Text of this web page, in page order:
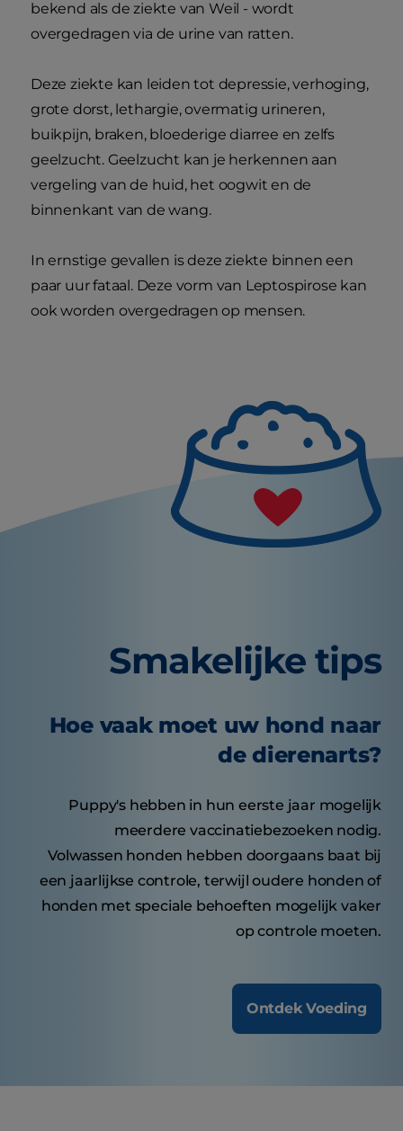
bekend als de ziekte van Weil - wordt
overgedragen via de urine van ratten.
Deze ziekte kan leiden tot depressie, verhoging,
grote dorst, lethargie, overmatig urineren,
buikpijn, braken, bloederige diarree en zelfs
geelzucht. Geelzucht kan je herkennen aan
vergeling van de huid, het oogwit en de
binnenkant van de wang.
In ernstige gevallen is deze ziekte binnen een
paar uur fataal. Deze vorm van Leptospirose kan
ook worden overgedragen op mensen.
Smakelijke tips
Hoe vaak moet uw hond naar
de dierenarts?
Puppy's hebben in hun eerste jaar mogelijk
meerdere vaccinatiebezoeken nodig.
Volwassen honden hebben doorgaans baat bij
een jaarlijkse controle, terwijl oudere honden of
honden met speciale behoeften mogelijk vaker
op controle moeten.
Ontdek Voeding